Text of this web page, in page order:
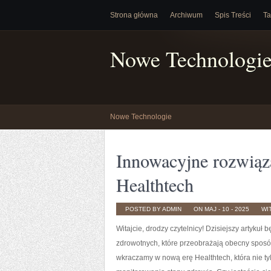
Strona główna Archiwum Spis Treści
Nowe
Nowe Technologie
Innowacyjne
Healthtech
POSTED BY ADMIN ON MAJ - 10 - 2025
Witajcie, drodzy⁢ czytelnicy! Dzisiejszy artykuł⁤
zdrowotnych, które przeobrażają⁢ obecny
wkraczamy w nową erę Healthtech, która​ nie